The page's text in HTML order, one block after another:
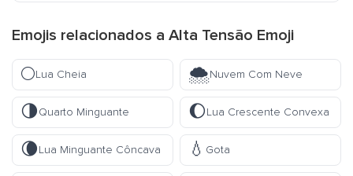
Emojis relacionados a Alta Tensão Emoji
🌕Lua Cheia 🌨️Nuvem Com Neve
🌗Quarto Minguante 🌔Lua Crescente Convexa
🌘Lua Minguante Côncava 💧 Gota